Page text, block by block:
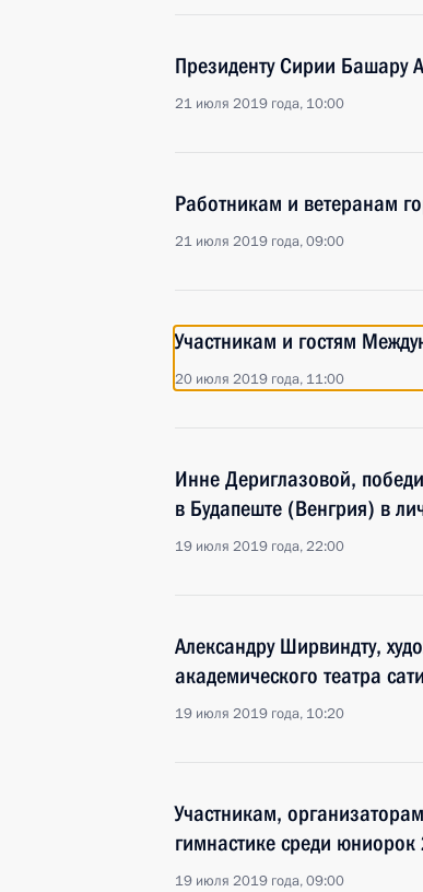
Президенту Сирии Башару
21 июля 2019 года, 10:00
Работникам и ветеранам
21 июля 2019 года, 09:00
Участникам и гостям
20 июля 2019 года, 11:00
Инне Дериглазовой,
в Будапеште (Венгрия) в
19 июля 2019 года, 22:00
Александру Ширвиндту,
академического театра
19 июля 2019 года, 10:20
Участникам,
гимнастике среди
19 июля 2019 года, 09:00